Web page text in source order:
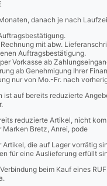
danach je nach
mit abw.
Auftragsbestätigung.
Vorkasse ab
ab Genehmigung Ihrer
nur von Mo.-Fr. nach
ist auf bereits reduzierte
reduzierte Artikel, nicht
Marken Bretz, Anrei, pode
Artikel, die auf Lager vorrätig
für eine Auslieferung erfüllt
beim Kauf eines